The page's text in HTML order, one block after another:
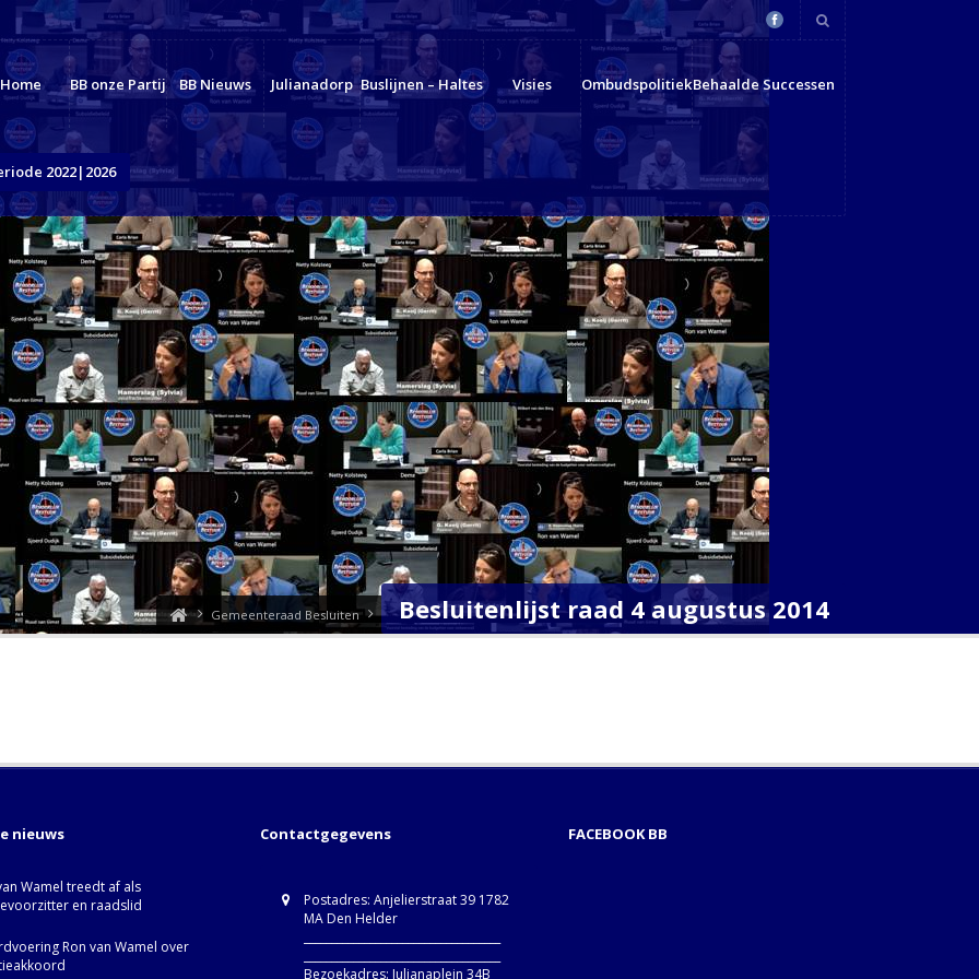
Home BB onze Partij BB Nieuws Julianadorp Buslijnen – Haltes Visies OmbudspolitiekBehaalde Successen
2022|2026
Gemeenteraad Besluiten Besluitenlijst raad 4 augustus 2014
nieuws
Wamel treedt af als
en raadslid
Ron van Wamel over
Contactgegevens
Postadres: Anjelierstraat 39 1782
MA Den Helder
Bezoekadres: Julianaplein 34B
FACEBOOK BB